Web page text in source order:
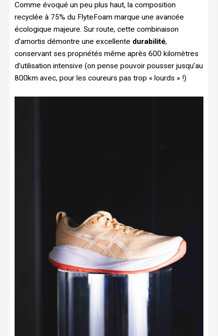
Comme évoqué un peu plus haut, la composition
recyclée à 75% du FlyteFoam marque une avancée
écologique majeure. Sur route, cette combinaison
d’amortis démontre une excellente durabilité,
conservant ses propriétés même après 600 kilomètres
d’utilisation intensive (on pense pouvoir pousser jusqu’au
800km avec, pour les coureurs pas trop « lourds » !)